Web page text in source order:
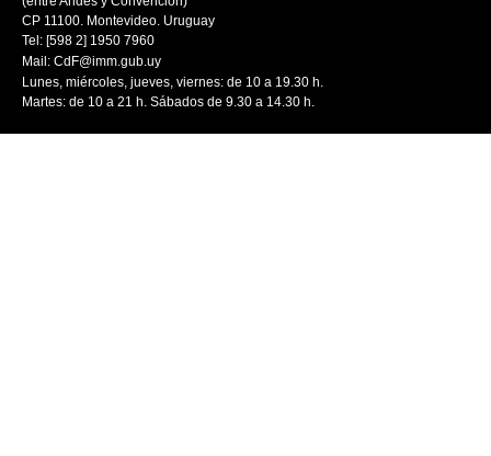
CP 11100. Montevideo. Uruguay
Tel: [598 2] 1950 7960
Mail: CdF@imm.gub.uy
Lunes, miércoles, jueves, viernes: de 10 a 19.30 h.
Martes: de 10 a 21 h. Sábados de 9.30 a 14.30 h.